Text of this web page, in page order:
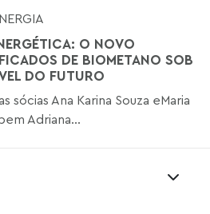
O NOVO
DE BIOMETANO SOB
DO FUTURO
sócias Ana Karina Souza eMaria
Adriana...